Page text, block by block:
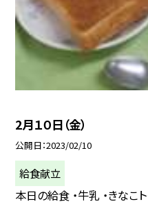
2月１０日（金）
公開日 2023/02/10
給食献立
本日の給食 ・牛乳 ・きなこ